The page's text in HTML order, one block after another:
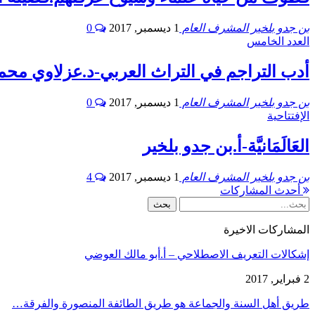
بن جدو بلخير المشرف العام 1 ديسمبر, 2017
العدد الخامس
أدب التراجم في التراث العربي-د.عزلاوي
بن جدو بلخير المشرف العام 1 ديسمبر, 2017
الإفتتاحية
العَالَمَانيَّة-أ.بن جدو بلخير
بن جدو بلخير المشرف العام 1 ديسمبر, 2017
أحدث المشاركات
المشاركات الاخيرة
إشكالات التعريف الاصطلاحي – أ.أبو مالك العوضي
2 فبراير, 2017
طريق أهل السنة والجماعة هو طريق الطائفة المنصورة والفرقة…